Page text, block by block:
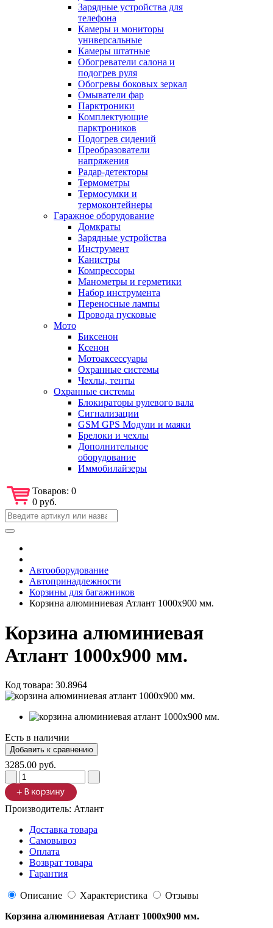
Зарядные устройства для
телефона
Камеры и мониторы
универсальные
Камеры штатные
Обогреватели салона и
подогрев руля
Обогревы боковых зеркал
Омыватели фар
Парктроники
Комплектующие
парктроников
Подогрев сидений
Преобразователи
напряжения
Радар-детекторы
Термометры
Термосумки и
термоконтейнеры
Гаражное оборудование
Домкраты
Зарядные устройства
Инструмент
Канистры
Компрессоры
Манометры и герметики
Набор инструмента
Переносные лампы
Провода пусковые
Мото
Биксенон
Ксенон
Мотоаксессуары
Охранные системы
Чехлы, тенты
Охранные системы
Блокираторы рулевого вала
Сигнализации
GSM GPS Модули и маяки
Брелоки и чехлы
Дополнительное
оборудование
Иммобилайзеры
Товаров: 0
0 руб.
Автооборудование
Автопринадлежности
Корзины для багажников
Корзина алюминиевая Атлант 1000х900 мм.
Корзина алюминиевая
Атлант 1000х900 мм.
Код товара: 30.8964
Есть в наличии
3285.00 руб.
Производитель: Атлант
Доставка товара
Самовывоз
Оплата
Возврат товара
Гарантия
Описание Характеристика
Отзывы
Корзина алюминиевая Атлант 1000х900 мм.